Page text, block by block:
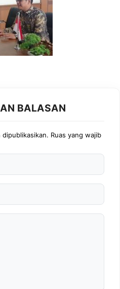
BALASAN
dipublikasikan. Ruas yang wajib